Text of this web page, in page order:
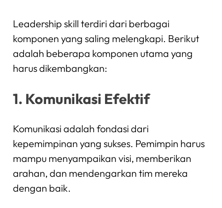
Leadership skill terdiri dari berbagai
komponen yang saling melengkapi. Berikut
adalah beberapa komponen utama yang
harus dikembangkan:
1. Komunikasi Efektif
Komunikasi adalah fondasi dari
kepemimpinan yang sukses. Pemimpin harus
mampu menyampaikan visi, memberikan
arahan, dan mendengarkan tim mereka
dengan baik.